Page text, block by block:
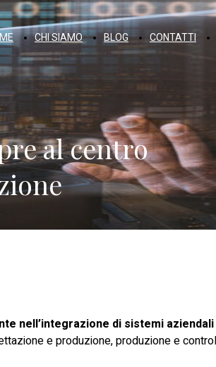
CHI SIAMO BLOG CONTATTI
al centro
nell’integrazione di sistemi
e produzione, produzione e